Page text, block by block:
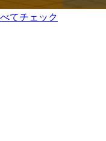
てチェック